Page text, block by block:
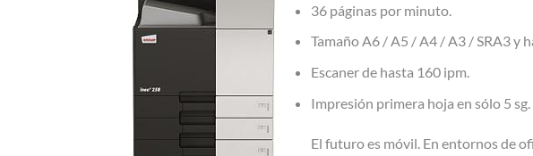
36 páginas por minuto.
Tamaño A6 / A5 / A4 / A3 / SRA3 y
Escaner de hasta 160 ipm.
Impresión primera hoja en sólo 5 sg.
El futuro es móvil. En entornos de